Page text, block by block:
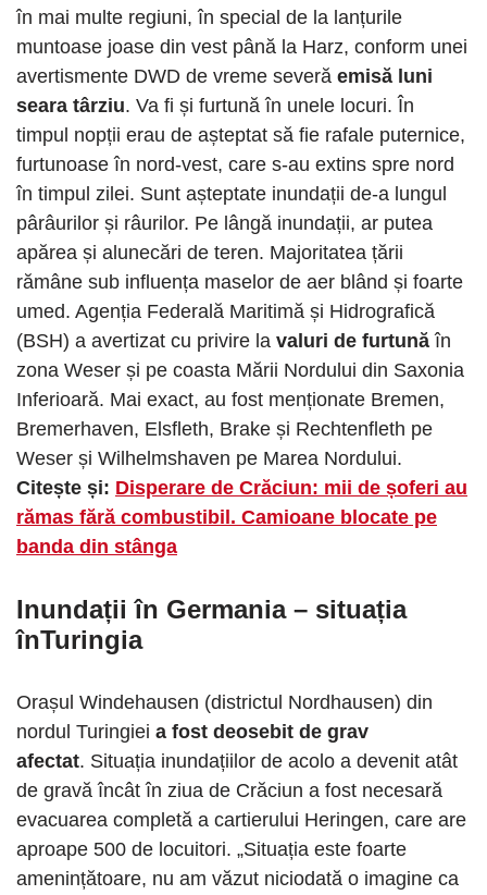
în mai multe regiuni, în special de la lanțurile
muntoase joase din vest până la Harz, conform unei
avertismente DWD de vreme severă emisă luni
seara târziu. Va fi și furtună în unele locuri. În
timpul nopții erau de așteptat să fie rafale puternice,
furtunoase în nord-vest, care s-au extins spre nord
în timpul zilei. Sunt așteptate inundații de-a lungul
pârâurilor și râurilor. Pe lângă inundații, ar putea
apărea și alunecări de teren. Majoritatea țării
rămâne sub influența maselor de aer blând și foarte
umed. Agenția Federală Maritimă și Hidrografică
(BSH) a avertizat cu privire la valuri de furtună în
zona Weser și pe coasta Mării Nordului din Saxonia
Inferioară. Mai exact, au fost menționate Bremen,
Bremerhaven, Elsfleth, Brake și Rechtenfleth pe
Weser și Wilhelmshaven pe Marea Nordului.
Citește și: Disperare de Crăciun: mii de șoferi au
rămas fără combustibil. Camioane blocate pe
banda din stânga
Inundații în Germania – situația
înTuringia
Orașul Windehausen (districtul Nordhausen) din
nordul Turingiei a fost deosebit de grav
afectat. Situația inundațiilor de acolo a devenit atât
de gravă încât în ​​ziua de Crăciun a fost necesară
evacuarea completă a cartierului Heringen, care are
aproape 500 de locuitori. „Situația este foarte
amenințătoare, nu am văzut niciodată o imagine ca